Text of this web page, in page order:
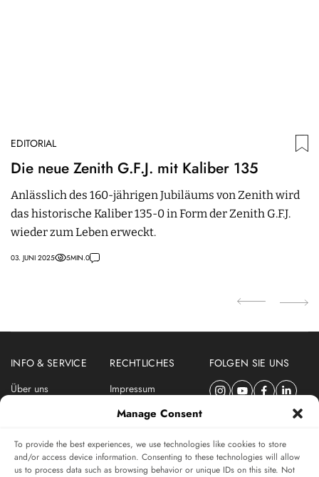
Manage Consent
To provide the best experiences, we use technologies like cookies to store
and/or access device information. Consenting to these technologies will allow
us to process data such as browsing behavior or unique IDs on this site. Not
EDITORIAL
Die neue Zenith G.F.J. mit Kaliber 135
Anlässlich des 160-jährigen Jubiläums von Zenith wird
das historische Kaliber 135-0 in Form der Zenith G.F.J.
wieder zum Leben erweckt.
03. JUNI 2025 5MIN.0
INFO & SERVICE
Über uns
RECHTLICHES
Impressum
Datenschutzerklärung
FOLGEN SIE UNS
ABONNIEREN SIE DEN SWISSWATCHES NEWSLETTER
Das unabhängige Magazin für Uhren-Connaisseurs